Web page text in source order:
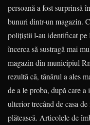
persoană a fost surprinsă
bunuri dintr-un magazin.
polițiștii l-au identificat pe
încerca să sustragă mai
magazin din municipiul
rezultă că, tânărul a ales
de a le proba, după care
ulterior trecând de casa
plătească. Articolele de